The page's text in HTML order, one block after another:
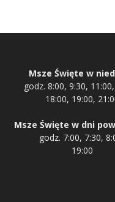
Msze Święte w
godz. 8:00, 9:30,
18:00, 19:00,
Msze Święte w dni
godz. 7:00, 7:30,
19:00